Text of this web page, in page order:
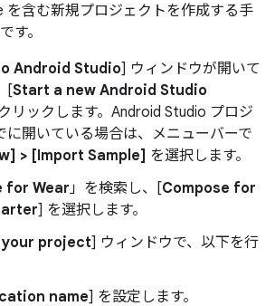
含む新規プロジェクトを作成する手
す。
Android Studio] ウィンドウが開いて
[Start a new Android Studio
リックします。Android Studio プロジ
に開いている場合は、メニューバーで
> [Import Sample] を選択します。
for Wear」を検索し、[Compose for
] を選択します。
project] ウィンドウで、以下を行
name] を設定します。